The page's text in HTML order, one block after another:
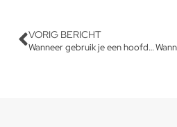
VORIG BERICHT
Wanneer gebruik je een hoofdletter?